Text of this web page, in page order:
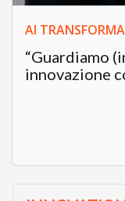
AI
“Guardiamo
innovazione